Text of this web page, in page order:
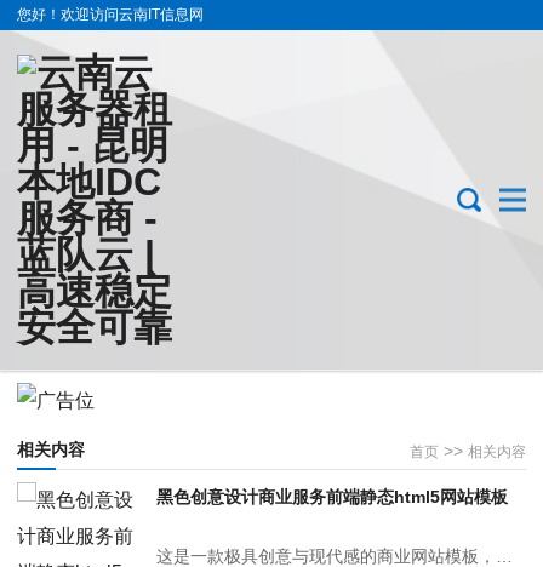
您好！欢迎访问云南IT信息网
首页 >> 相关内容
相关内容
黑色创意设计商业服务前端静态html5网站模板